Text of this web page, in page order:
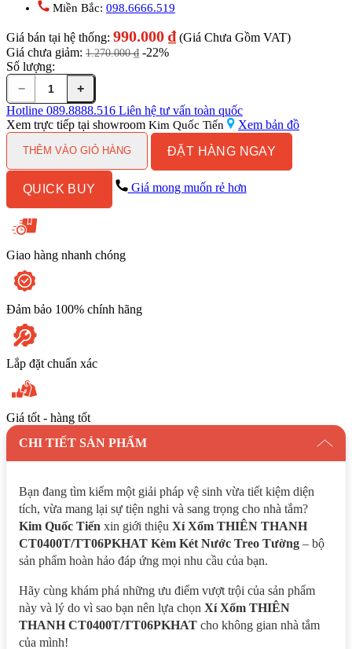
Miền Bắc: 098.6666.519
Giá bán tại hệ thống: 990.000 ₫ (Giá Chưa Gồm VAT)
Giá chưa giảm: 1.270.000₫ -22%
Số lượng:
Xổm
THIÊN
THANH
CT0400T/TT06PKHAT
Kèm
Nước
Treo
Tường
số
lượng
−
+
Hotline 089.8888.516 Liên hệ tư vấn toàn quốc
Xem trực tiếp tại showroom Kim Quốc Tiến Xem bản đồ
THÊM VÀO GIỎ HÀNG ĐẶT HÀNG NGAY
QUICK BUY Giá mong muốn rẻ hơn
Giao hàng nhanh chóng
Đảm bảo 100% chính hãng
Lắp đặt chuẩn xác
Giá tốt - hàng tốt
CHI TIẾT SẢN PHẨM
Bạn đang tìm kiếm một giải pháp vệ sinh vừa tiết kiệm diện
tích, vừa mang lại sự tiện nghi và sang trọng cho nhà tắm?
Kim Quốc Tiến xin giới thiệu Xí Xổm THIÊN THANH
CT0400T/TT06PKHAT Kèm Két Nước Treo Tường – bộ
sản phẩm hoàn hảo đáp ứng mọi nhu cầu của bạn.
Hãy cùng khám phá những ưu điểm vượt trội của sản phẩm
này và lý do vì sao bạn nên lựa chọn Xí Xổm THIÊN
THANH CT0400T/TT06PKHAT cho không gian nhà tắm
của mình!